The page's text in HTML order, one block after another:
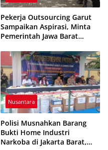
Pekerja Outsourcing Garut
Sampaikan Aspirasi, Minta
Pemerintah Jawa Barat
Nusantara
Polisi Musnahkan Barang
Bukti Home Industri
Narkoba di Jakarta Barat,